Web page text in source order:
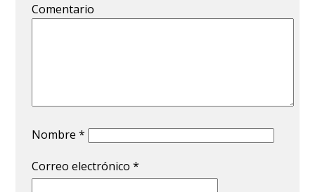
Comentario
Nombre*
Correo electrónico*